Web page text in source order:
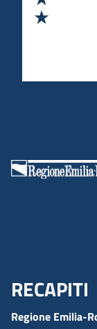
Menu
RECAPITI
Regione Emilia-